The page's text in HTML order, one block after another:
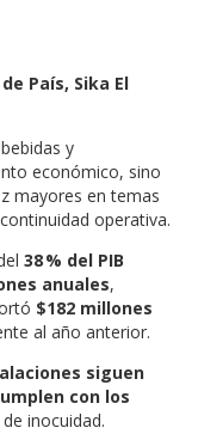
País, Sika El
y
económico, sino
mayores en temas
operativa.
38 % del PIB
anuales,
$182 millones
al año anterior.
siguen
con los
inocuidad.